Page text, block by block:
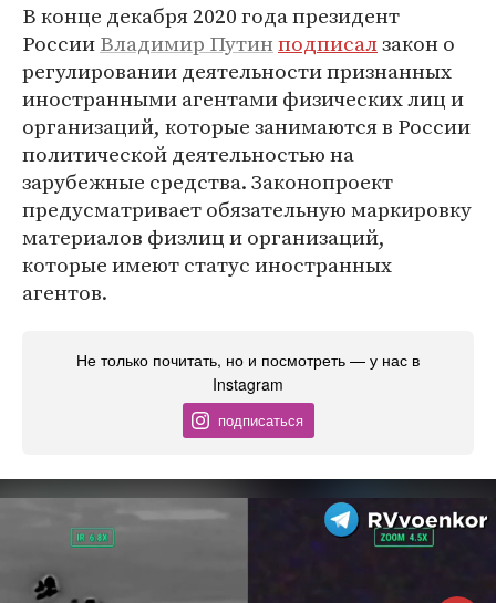
В конце декабря 2020 года президент
РоссииВладимир Путинподписалзакон о
регулировании деятельности признанных
иностранными агентами физических лиц и
организаций, которые занимаются в России
политической деятельностью на
зарубежные средства. Законопроект
предусматривает обязательную маркировку
материалов физлиц и организаций,
которые имеют статус иностранных
агентов.
Не только почитать, но и посмотреть — у нас в
Instagram
подписаться